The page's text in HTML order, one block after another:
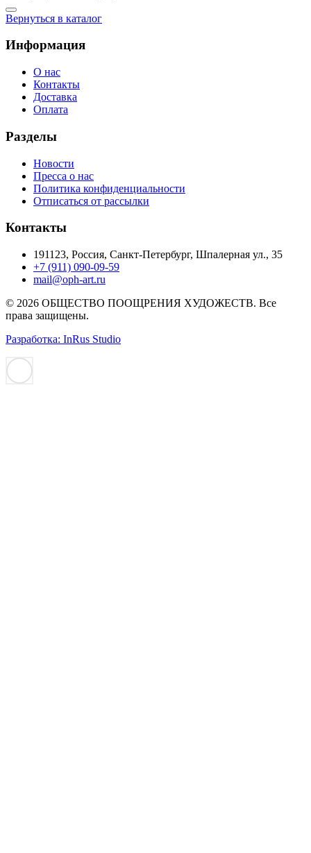
Вернуться в каталог
Информация
О нас
Контакты
Доставка
Оплата
Разделы
Новости
Пресса о нас
Политика конфиденциальности
Отписаться от рассылки
Контакты
191123, Россия, Санкт-Петербург, Шпалерная ул., 35
+7 (911) 090-09-59
mail@oph-art.ru
© 2026 ОБЩЕСТВО ПООЩРЕНИЯ ХУДОЖЕСТВ. Все
права защищены.
Разработка: InRus Studio